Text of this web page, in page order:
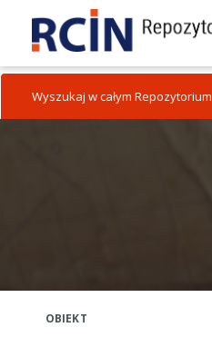
Wyszukaj w całym Repozytorium
OBIEKT